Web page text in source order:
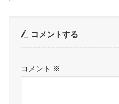
コメントする
コメント ※